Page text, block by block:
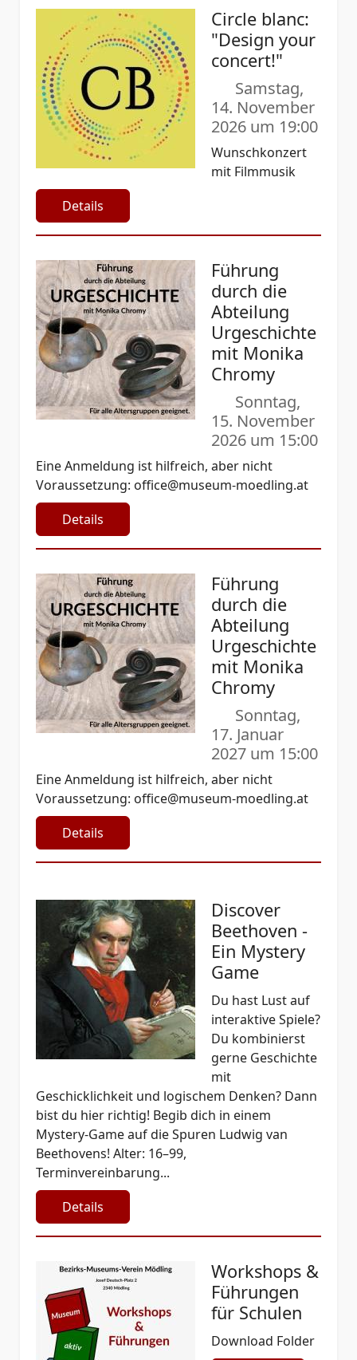
Circle blanc:
"Design your
concert!"
Samstag,
14. November
2026 um 19:00
Wunschkonzert
mit Filmmusik
Details
Führung
durch die
Abteilung
Urgeschichte
mit Monika
Chromy
Sonntag,
15. November
2026 um 15:00
Eine Anmeldung ist hilfreich, aber nicht
Voraussetzung: office@museum-moedling.at
Details
Führung
durch die
Abteilung
Urgeschichte
mit Monika
Chromy
Sonntag,
17. Januar
2027 um 15:00
Eine Anmeldung ist hilfreich, aber nicht
Voraussetzung: office@museum-moedling.at
Details
Discover
Beethoven -
Ein Mystery
Game
Du hast Lust auf
interaktive Spiele?
Du kombinierst
gerne Geschichte
mit
Geschicklichkeit und logischem Denken? Dann
bist du hier richtig! Begib dich in einem
Mystery-Game auf die Spuren Ludwig van
Beethovens! Alter: 16–99,
Terminvereinbarung...
Details
Workshops &
Führungen
für Schulen
Download Folder